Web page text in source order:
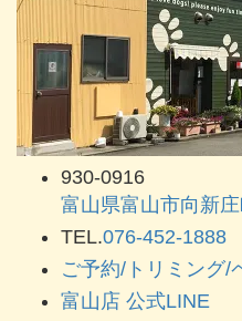
930-0916
富山県富山市向新
TEL.076-452-1888
ご予約/トリミング/
富山店 公式LINE